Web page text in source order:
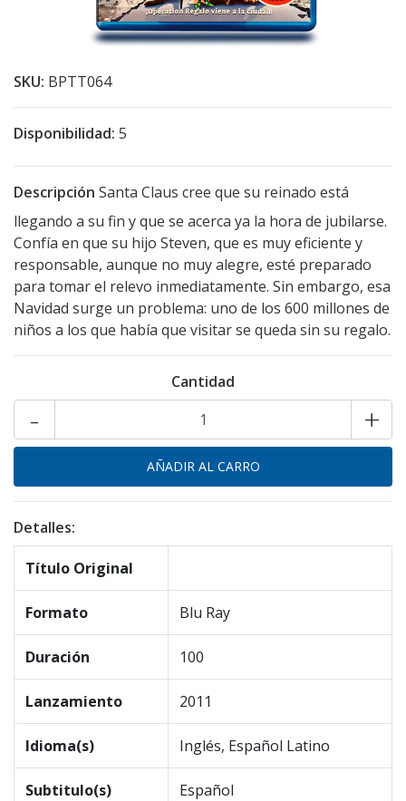
SKU: BPTT064
Disponibilidad: 5
Descripción Santa Claus cree que su reinado está
llegando a su fin y que se acerca ya la hora de jubilarse.
Confía en que su hijo Steven, que es muy eficiente y
responsable, aunque no muy alegre, esté preparado
para tomar el relevo inmediatamente. Sin embargo, esa
Navidad surge un problema: uno de los 600 millones de
niños a los que había que visitar se queda sin su regalo.
Cantidad
+
-
Detalles:
Título Original
Formato Blu Ray
Duración 100
Lanzamiento 2011
Idioma(s) Inglés, Español Latino
Subtitulo(s) Español